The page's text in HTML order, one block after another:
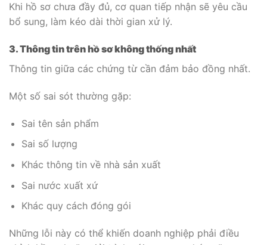
Khi hồ sơ chưa đầy đủ, cơ quan tiếp nhận sẽ yêu cầu
bổ sung, làm kéo dài thời gian xử lý.
3. Thông tin trên hồ sơ không thống nhất
Thông tin giữa các chứng từ cần đảm bảo đồng nhất.
Một số sai sót thường gặp:
Sai tên sản phẩm
Sai số lượng
Khác thông tin về nhà sản xuất
Sai nước xuất xứ
Khác quy cách đóng gói
Những lỗi này có thể khiến doanh nghiệp phải điều